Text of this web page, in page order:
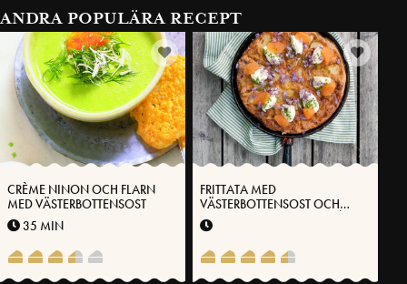
ANDRA POPULÄRA RECEPT
CRÈME NINON OCH FLARN
MED VÄSTERBOTTENSOST
35 MIN
FRITTATA MED
VÄSTERBOTTENSOST OCH
POTATIS TOPPAD MED CRÈME
FRAÎCHE, LÖJROM OCH
GRÄSLÖK